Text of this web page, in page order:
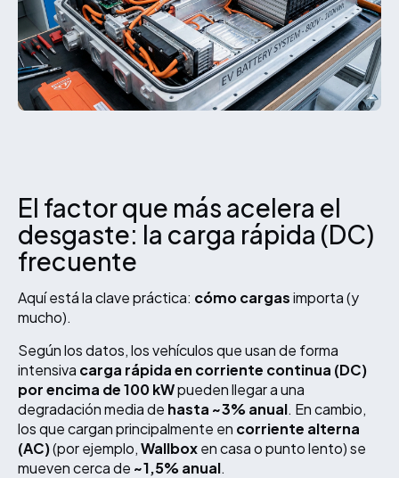
El factor que más acelera el
desgaste: la carga rápida (DC)
frecuente
Aquí está la clave práctica: cómo cargasimporta (y
mucho).
Según los datos, los vehículos que usan de forma
intensiva carga rápida en corriente continua (DC)
por encima de 100 kWpueden llegar a una
degradación media de hasta ~3% anual. En cambio,
los que cargan principalmente en corriente alterna
(AC)(por ejemplo,Wallboxen casa o punto lento) se
mueven cerca de ~1,5% anual.